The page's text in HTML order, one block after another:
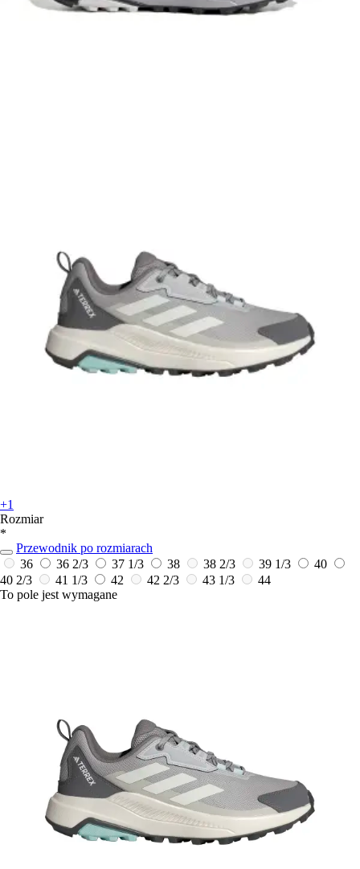
+1
Rozmiar
*
Przewodnik po rozmiarach
36
36 2/3 37 1/3 38 38 2/3 39 1/3
40
40 2/3
41 1/3 42 42 2/3 43 1/3
44
To pole jest wymagane